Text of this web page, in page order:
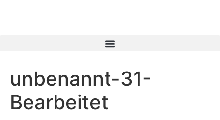
unbenannt-31-
Bearbeitet